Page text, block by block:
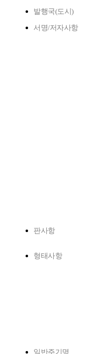
발행국(도시)
서명/저자사항
판사항
형태사항
일반주기명